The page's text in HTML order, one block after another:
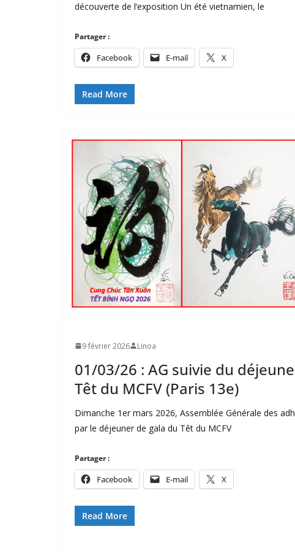
découverte de l’exposition Un été vietnamien, le
Partager :
Facebook E-mail X
Read More
9 février 2026 Linoa
01/03/26 : AG suivie du
Têt du MCFV (Paris 13e)
Dimanche 1er mars 2026, Assemblée Générale des
par le déjeuner de gala du Têt du MCFV
Partager :
Facebook E-mail X
Read More